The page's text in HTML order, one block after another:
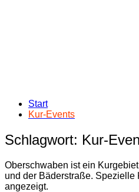
Start
Kur-Events
Schlagwort: Kur-
Oberschwaben ist ein
und der Bäderstraße. Spezielle
angezeigt.